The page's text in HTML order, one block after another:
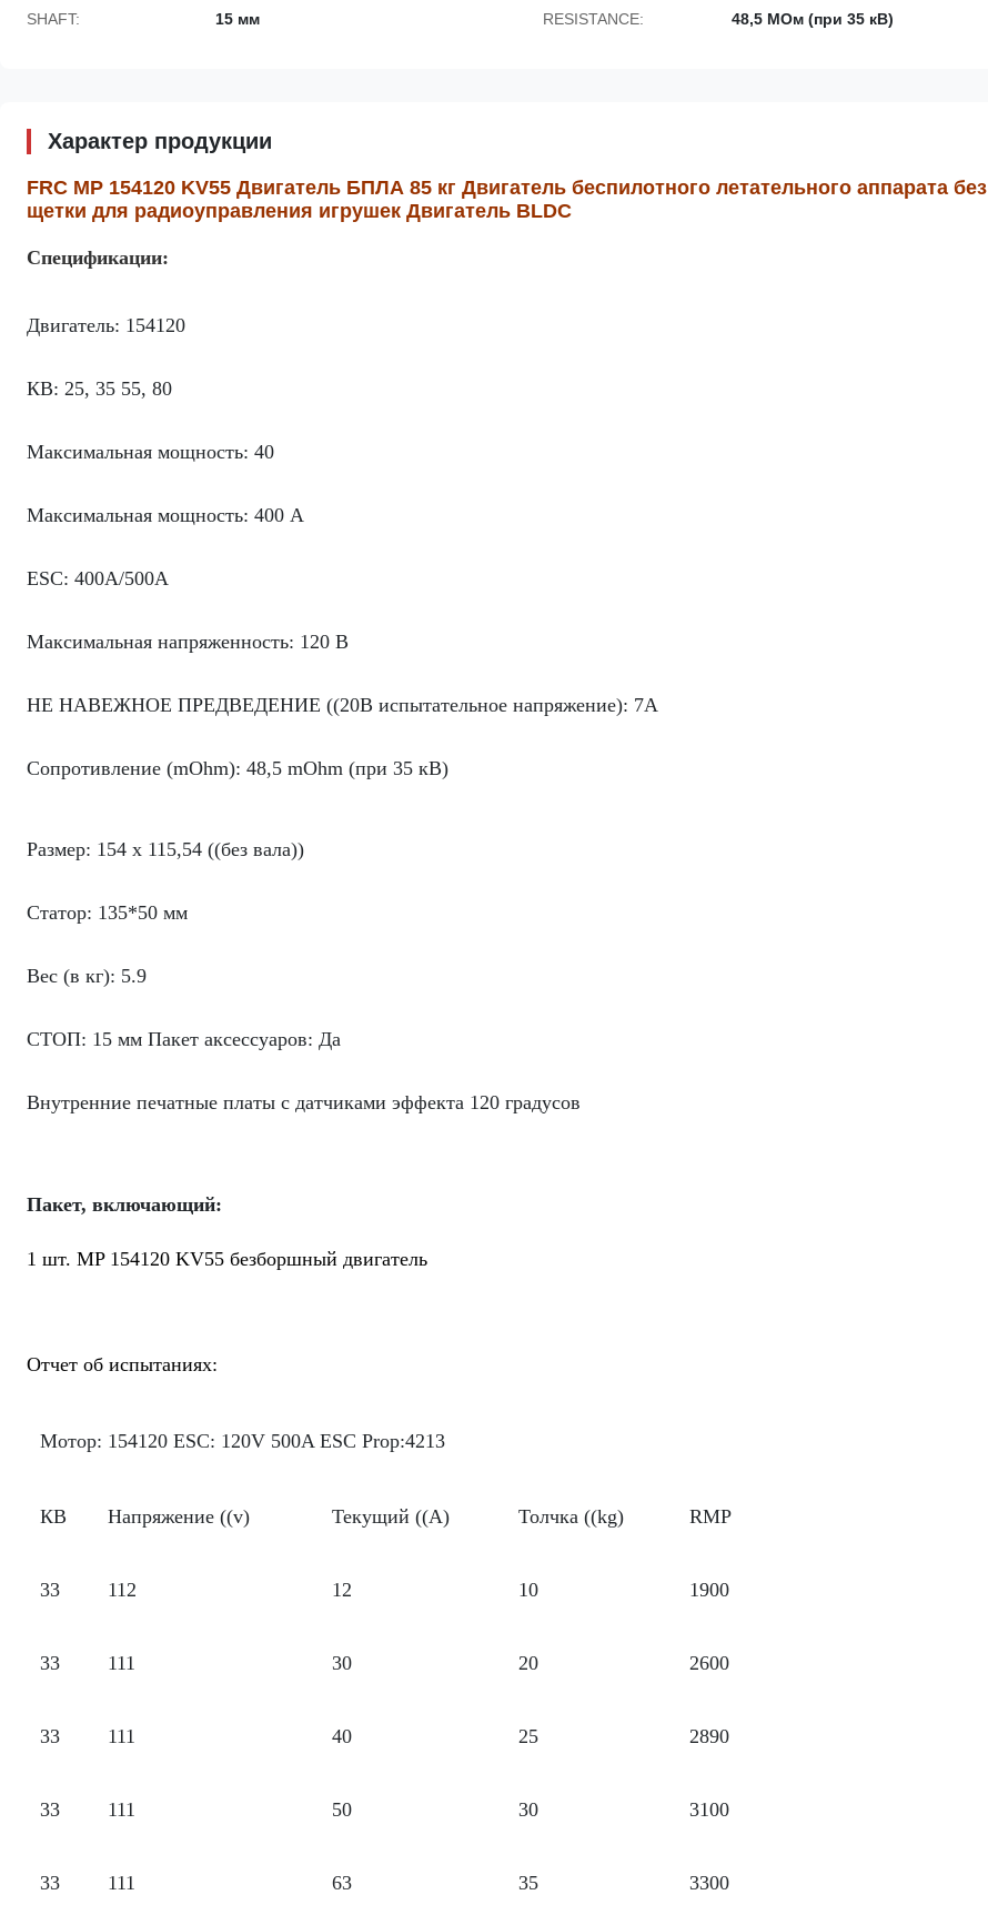
SHAFT: 15 мм RESISTANCE: 48,5 МОм (при 35 кВ)
Характер продукции
FRC MP 154120 KV55 Двигатель БПЛА 85 кг Двигатель беспилотного летательного аппарата без
щетки для радиоуправления игрушек Двигатель BLDC
Спецификации:
Двигатель: 154120
КВ: 25, 35 55, 80
Максимальная мощность: 40
Максимальная мощность: 400 A
ESC: 400A/500A
Максимальная напряженность: 120 В
НЕ НАВЕЖНОЕ ПРЕДВЕДЕНИЕ ((20В испытательное напряжение): 7A
Сопротивление (mOhm): 48,5 mOhm (при 35 кВ)
Размер: 154 x 115,54 ((без вала))
Статор: 135*50 мм
Вес (в кг): 5.9
СТОП: 15 мм Пакет аксессуаров: Да
Внутренние печатные платы с датчиками эффекта 120 градусов
Пакет, включающий:
1 шт. MP 154120 KV55 безборшный двигатель
Отчет об испытаниях:
Мотор: 154120 ESC: 120V 500A ESC Prop:4213
КВ Напряжение ((v) Текущий ((А) Толчка ((kg) RMP
33 112 12 10 1900
33 111 30 20 2600
33 111 40 25 2890
33 111 50 30 3100
33 111 63 35 3300